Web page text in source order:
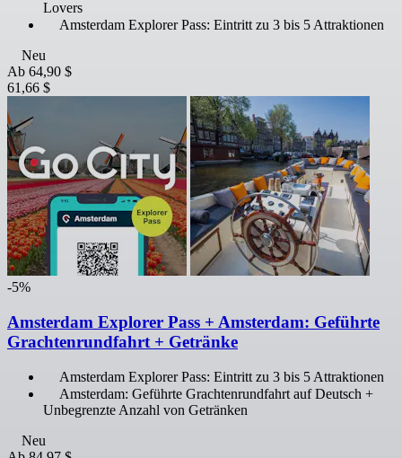
Lovers
Amsterdam Explorer Pass: Eintritt zu 3 bis 5 Attraktionen
Neu
Ab 64,90 $
61,66 $
-5%
Amsterdam Explorer Pass + Amsterdam: Geführte
Grachtenrundfahrt + Getränke
Amsterdam Explorer Pass: Eintritt zu 3 bis 5 Attraktionen
Amsterdam: Geführte Grachtenrundfahrt auf Deutsch +
Unbegrenzte Anzahl von Getränken
Neu